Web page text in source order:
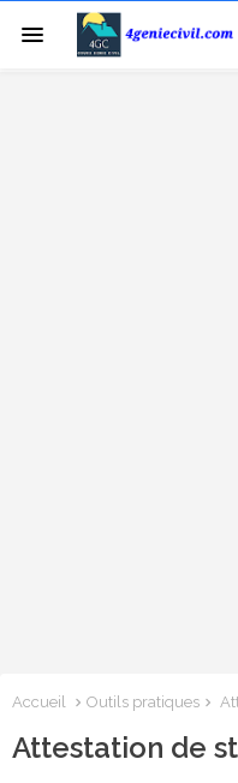
Accueil Outils pratiques
Attestation de